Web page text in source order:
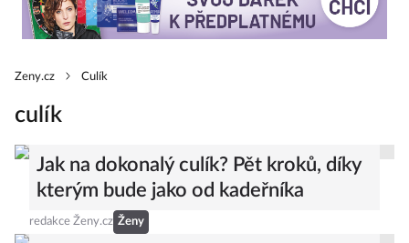
Zeny.cz Culík
culík
Jak na dokonalý culík? Pět kroků, díky
kterým bude jako od kadeřníka
redakce Ženy.cz Ženy